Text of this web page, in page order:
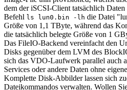
dem der iSCSI-Client tatsächlich
Befehl ls lun0.bin -lh die Datei
Größe von 1,1 TByte, während das
die tatsächlich belegte Größe von 1
Das FileIO-Backend vereinfacht den
Disks gegenüber dem LVM des
sich das VDO-Laufwerk parallel auch
Services oder andere Daten ohne
Komplette Disk-Abbilder lassen sich
Dateikommandos verwalten. Wollen